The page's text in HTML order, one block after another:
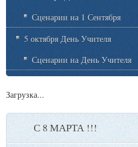
Сценарии на 1 Сентября
5 октября День Учителя
Сценарии на День Учителя
Загрузка...
С 8 МАРТА !!!